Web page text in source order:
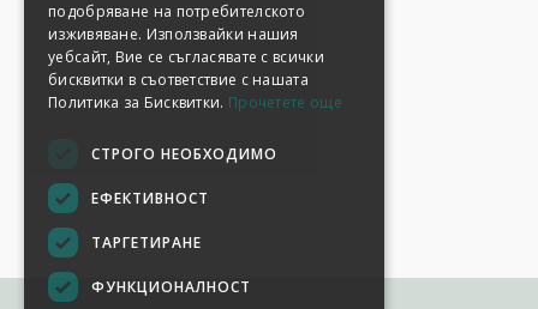
подобряване на потребителското
изживяване. Използвайки нашия
уебсайт, Вие се съгласявате с всички
бисквитки в съответствие с нашата
Политика за Бисквитки. Прочетете още
СТРОГО НЕОБХОДИМО
ЕФЕКТИВНОСТ
ТАРГЕТИРАНЕ
ФУНКЦИОНАЛНОСТ